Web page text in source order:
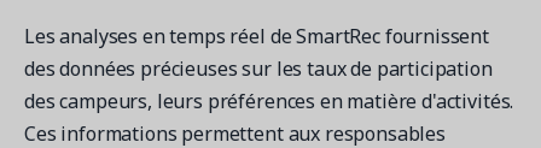
Les analyses en temps réel de SmartRec fournissent
des données précieuses sur les taux de participation
des campeurs, leurs préférences en matière d'activités.
Ces informations permettent aux responsables